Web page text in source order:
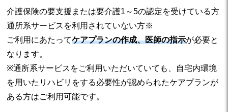
介護保険の要支援または要介護1～5の認定を受けている方
通所系サービスを利用されていない方※
ご利用にあたってケアプランの作成、医師の指示が必要と
なります。
※通所系サービスをご利用いただいていても、自宅内環境
を用いたリハビリをする必要性が認められたケアプランが
ある方はご利用可能です。